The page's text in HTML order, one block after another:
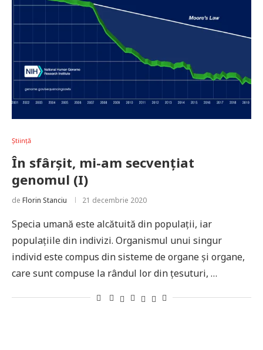
Știință
În sfârșit, mi-am secvențiat
genomul (I)
de Florin Stanciu 21 decembrie 2020
Specia umană este alcătuită din populații, iar
populațiile din indivizi. Organismul unui singur
individ este compus din sisteme de organe și organe,
care sunt compuse la rândul lor din țesuturi, …